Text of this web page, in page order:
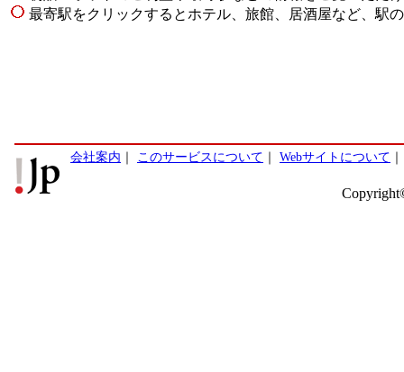
最寄駅をクリックするとホテル、旅館、居酒屋など、駅
会社案内 このサービスについて Webサイトについて